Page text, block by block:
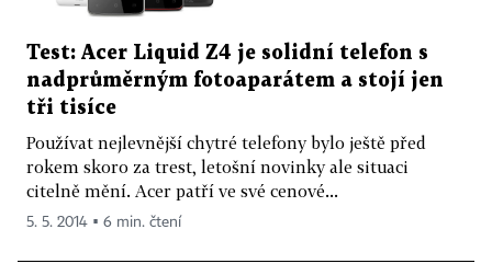
Test: Acer Liquid Z4 je solidní telefon s
nadprůměrným fotoaparátem a stojí jen
tři tisíce
Používat nejlevnější chytré telefony bylo ještě před
rokem skoro za trest, letošní novinky ale situaci
citelně mění. Acer patří ve své cenové...
5. 5. 2014 ▪ 6 min. čtení